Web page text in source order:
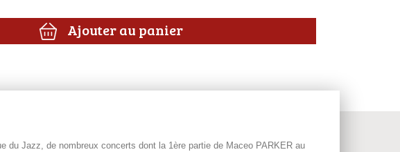
Ajouter au panier
du Jazz, de nombreux concerts dont la 1ère partie de Maceo PARKER au